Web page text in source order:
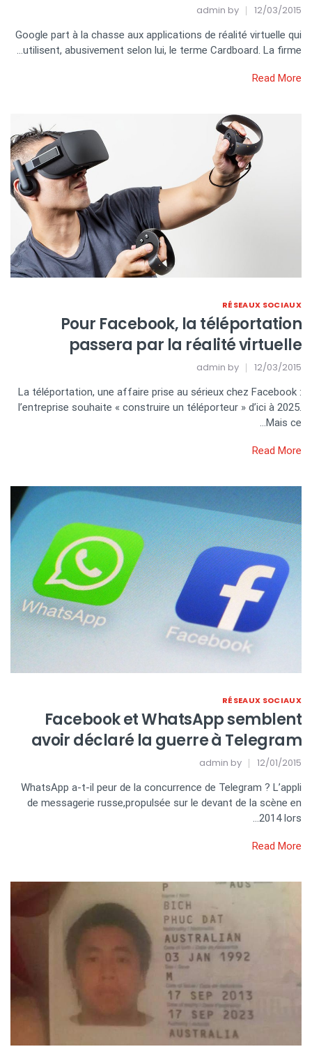
12/03/2015
admin
Google part à la chasse aux applications de réalité virtuelle qui
utilisent, abusivement selon lui, le terme Cardboard. La firme…
Read More
RÉSEAUX SOCIAUX
Pour Facebook, la téléportation
passera par la réalité virtuelle
12/03/2015
admin
La téléportation, une affaire prise au sérieux chez Facebook :
l’entreprise souhaite « construire un téléporteur » d’ici à 2025.
Mais ce…
Read More
RÉSEAUX SOCIAUX
Facebook et WhatsApp semblent
avoir déclaré la guerre à Telegram
12/01/2015
admin
WhatsApp a-t-il peur de la concurrence de Telegram ? L’appli
de messagerie russe,propulsée sur le devant de la scène en
2014 lors…
Read More